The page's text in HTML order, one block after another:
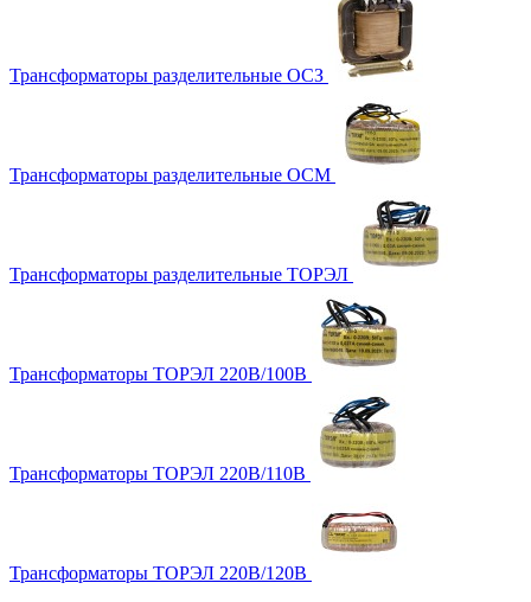
Трансформаторы разделительные ОСЗ
Трансформаторы разделительные ОСМ
Трансформаторы разделительные ТОРЭЛ
Трансформаторы ТОРЭЛ 220В/100В
Трансформаторы ТОРЭЛ 220В/110В
Трансформаторы ТОРЭЛ 220В/120В